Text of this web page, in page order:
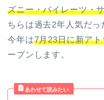
ズニー・パイレーツ・
ちらは過去2年人気だっ
今年は7月23日に新ア
ープンします。